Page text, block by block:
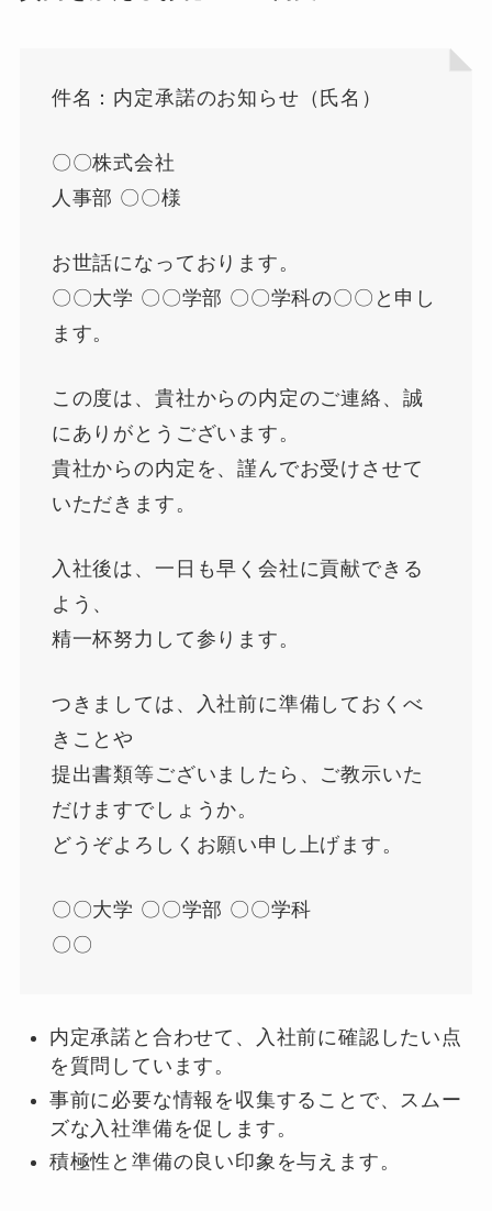
件名：内定承諾のお知らせ（氏名）
〇〇株式会社
人事部 〇〇様
お世話になっております。
〇〇大学 〇〇学部 〇〇学科の〇〇と申し
ます。
この度は、貴社からの内定のご連絡、誠
にありがとうございます。
貴社からの内定を、謹んでお受けさせて
いただきます。
入社後は、一日も早く会社に貢献できる
よう、
精一杯努力して参ります。
つきましては、入社前に準備しておくべ
きことや
提出書類等ございましたら、ご教示いた
だけますでしょうか。
どうぞよろしくお願い申し上げます。
〇〇大学 〇〇学部 〇〇学科
〇〇
内定承諾と合わせて、入社前に確認したい点
を質問しています。
事前に必要な情報を収集することで、スムー
ズな入社準備を促します。
積極性と準備の良い印象を与えます。